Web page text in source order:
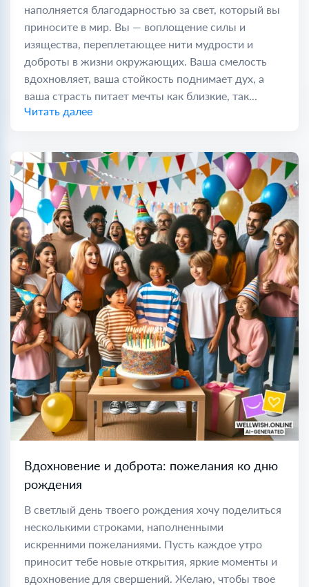
наполняется благодарностью за свет, который вы
приносите в мир. Вы — воплощение силы и
изящества, переплетающее нити мудрости и
доброты в жизни окружающих. Ваша смелость
вдохновляет, ваша стойкость поднимает дух, а
ваша страсть питает мечты как близкие, так...
Читать далее
Вдохновение и доброта: пожелания ко дню
рождения
В светлый день твоего рождения хочу поделиться
несколькими строками, наполненными
искренними пожеланиями. Пусть каждое утро
приносит тебе новые открытия, яркие моменты и
вдохновение для свершений. Желаю, чтобы твое